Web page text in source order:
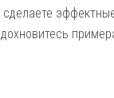
сделаете